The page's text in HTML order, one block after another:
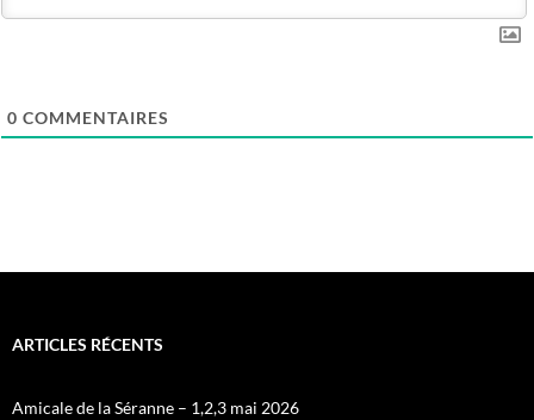
0 COMMENTAIRES
ARTICLES RÉCENTS
Amicale de la Séranne – 1,2,3 mai 2026